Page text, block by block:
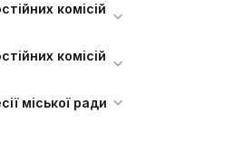
комісій
комісій
міської ради